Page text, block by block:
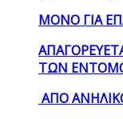
ΜΟΝΟ ΓΙΑ
ΤΩΝ
ΑΠΟ